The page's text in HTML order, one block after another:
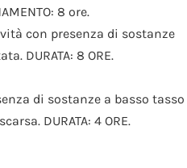
8 ore.
con presenza di sostanze
DURATA: 8 ORE.
di sostanze a basso tasso
DURATA: 4 ORE.